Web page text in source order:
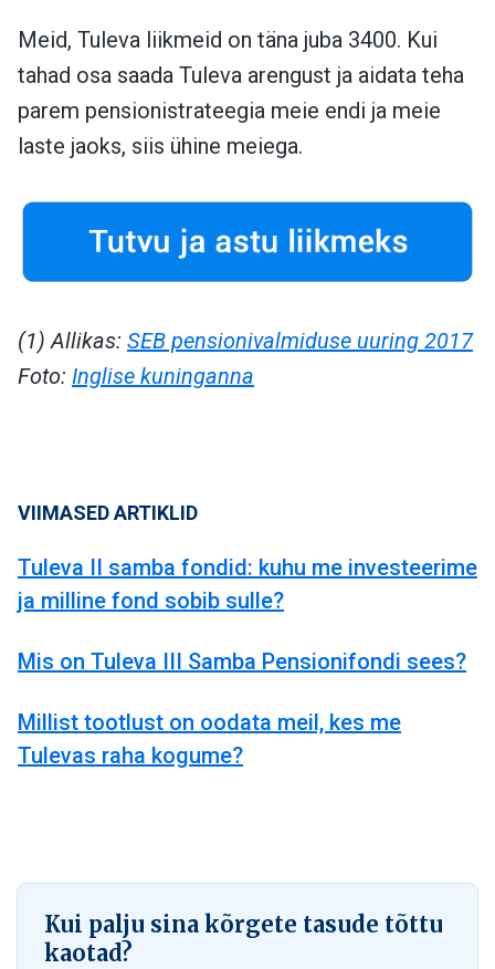
Meid, Tuleva liikmeid on täna juba 3400. Kui
tahad osa saada Tuleva arengust ja aidata teha
parem pensionistrateegia meie endi ja meie
laste jaoks, siis ühine meiega.
(1) Allikas: SEB pensionivalmiduse uuring 2017
Foto: Inglise kuninganna
VIIMASED ARTIKLID
Tuleva II samba fondid: kuhu me investeerime
ja milline fond sobib sulle?
Mis on Tuleva III Samba Pensionifondi sees?
Millist tootlust on oodata meil, kes me
Tulevas raha kogume?
Kui palju sina kõrgete tasude tõttu
kaotad?